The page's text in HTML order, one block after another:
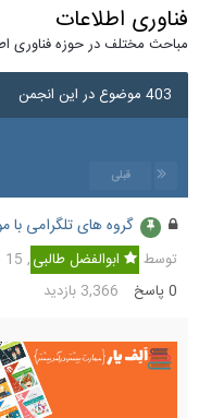
فناوری اطلاعات
مباحث مختلف در حوزه فناوری
403 موضوع در این انجمن
قبلی
گروه های تلگرامی با
توسط ابوالفضل طالبی,15 شهریور 1398
پاسخ 3,366 بازدید